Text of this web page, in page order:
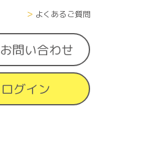
よくあるご質問
お問い合わせ
ログイン